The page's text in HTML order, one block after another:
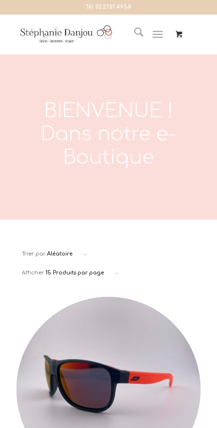
Tél: 03.27.81.49.58
BIENVENUE !
Dans notre e-
Boutique
Trier par Aléatoire
Afficher 15 Produits par page